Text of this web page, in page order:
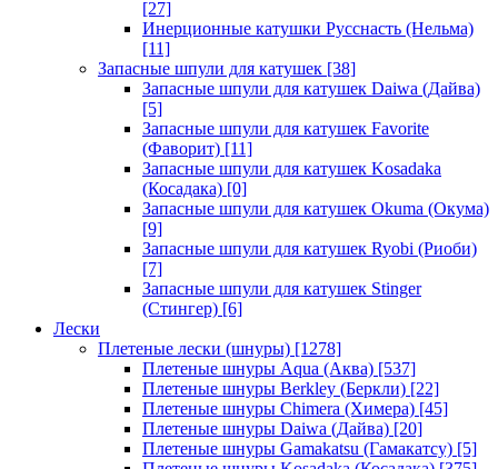
[27]
Инерционные катушки Русснасть (Нельма)
[11]
Запасные шпули для катушек [38]
Запасные шпули для катушек Daiwa (Дайва)
[5]
Запасные шпули для катушек Favorite
(Фаворит) [11]
Запасные шпули для катушек Kosadaka
(Косадака) [0]
Запасные шпули для катушек Okuma (Окума)
[9]
Запасные шпули для катушек Ryobi (Риоби)
[7]
Запасные шпули для катушек Stinger
(Стингер) [6]
Лески
Плетеные лески (шнуры) [1278]
Плетеные шнуры Aqua (Аква) [537]
Плетеные шнуры Berkley (Беркли) [22]
Плетеные шнуры Chimera (Химера) [45]
Плетеные шнуры Daiwa (Дайва) [20]
Плетеные шнуры Gamakatsu (Гамакатсу) [5]